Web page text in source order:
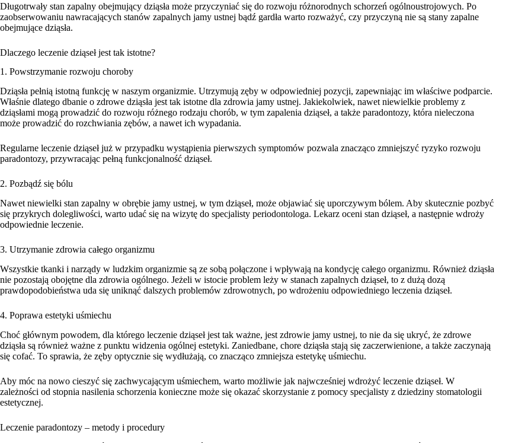
Długotrwały stan zapalny obejmujący dziąsła może przyczyniać się do rozwoju różnorodnych schorzeń ogólnoustrojowych. Po
zaobserwowaniu nawracających stanów zapalnych jamy ustnej bądź gardła warto rozważyć, czy przyczyną nie są stany zapalne
obejmujące dziąsła.
Dlaczego leczenie dziąseł jest tak istotne?
1. Powstrzymanie rozwoju choroby
Dziąsła pełnią istotną funkcję w naszym organizmie. Utrzymują zęby w odpowiedniej pozycji, zapewniając im właściwe podparcie.
Właśnie dlatego dbanie o zdrowe dziąsła jest tak istotne dla zdrowia jamy ustnej. Jakiekolwiek, nawet niewielkie problemy z
dziąsłami mogą prowadzić do rozwoju różnego rodzaju chorób, w tym zapalenia dziąseł, a także paradontozy, która nieleczona
może prowadzić do rozchwiania zębów, a nawet ich wypadania.
Regularne leczenie dziąseł już w przypadku wystąpienia pierwszych symptomów pozwala znacząco zmniejszyć ryzyko rozwoju
paradontozy, przywracając pełną funkcjonalność dziąseł.
2. Pozbądź się bólu
Nawet niewielki stan zapalny w obrębie jamy ustnej, w tym dziąseł, może objawiać się uporczywym bólem. Aby skutecznie pozbyć
się przykrych dolegliwości, warto udać się na wizytę do specjalisty periodontologa. Lekarz oceni stan dziąseł, a następnie wdroży
odpowiednie leczenie.
3. Utrzymanie zdrowia całego organizmu
Wszystkie tkanki i narządy w ludzkim organizmie są ze sobą połączone i wpływają na kondycję całego organizmu. Również dziąsła
nie pozostają obojętne dla zdrowia ogólnego. Jeżeli w istocie problem leży w stanach zapalnych dziąseł, to z dużą dozą
prawdopodobieństwa uda się uniknąć dalszych problemów zdrowotnych, po wdrożeniu odpowiedniego leczenia dziąseł.
4. Poprawa estetyki uśmiechu
Choć głównym powodem, dla którego leczenie dziąseł jest tak ważne, jest zdrowie jamy ustnej, to nie da się ukryć, że zdrowe
dziąsła są również ważne z punktu widzenia ogólnej estetyki. Zaniedbane, chore dziąsła stają się zaczerwienione, a także zaczynają
się cofać. To sprawia, że zęby optycznie się wydłużają, co znacząco zmniejsza estetykę uśmiechu.
Aby móc na nowo cieszyć się zachwycającym uśmiechem, warto możliwie jak najwcześniej wdrożyć leczenie dziąseł. W
zależności od stopnia nasilenia schorzenia konieczne może się okazać skorzystanie z pomocy specjalisty z dziedziny stomatologii
estetycznej.
Leczenie paradontozy – metody i procedury